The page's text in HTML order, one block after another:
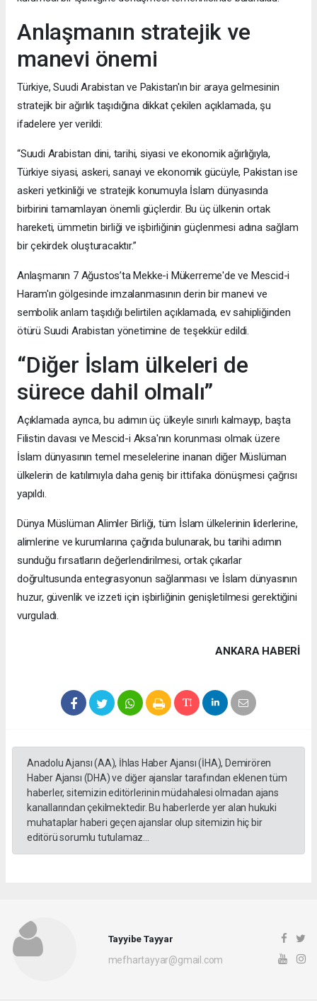
Anlaşmanın stratejik ve
manevi önemi
Türkiye, Suudi Arabistan ve Pakistan'ın bir araya gelmesinin
stratejik bir ağırlık taşıdığına dikkat çekilen açıklamada, şu
ifadelere yer verildi:
“Suudi Arabistan dini, tarihi, siyasi ve ekonomik ağırlığıyla,
Türkiye siyasi, askeri, sanayi ve ekonomik gücüyle, Pakistan ise
askeri yetkinliği ve stratejik konumuyla İslam dünyasında
birbirini tamamlayan önemli güçlerdir. Bu üç ülkenin ortak
hareketi, ümmetin birliği ve işbirliğinin güçlenmesi adına sağlam
bir çekirdek oluşturacaktır.”
Anlaşmanın 7 Ağustos’ta Mekke-i Mükerreme'de ve Mescid-i
Haram'ın gölgesinde imzalanmasının derin bir manevi ve
sembolik anlam taşıdığı belirtilen açıklamada, ev sahipliğinden
ötürü Suudi Arabistan yönetimine de teşekkür edildi.
“Diğer İslam ülkeleri de
sürece dahil olmalı”
Açıklamada ayrıca, bu adımın üç ülkeyle sınırlı kalmayıp, başta
Filistin davası ve Mescid-i Aksa'nın korunması olmak üzere
İslam dünyasının temel meselelerine inanan diğer Müslüman
ülkelerin de katılımıyla daha geniş bir ittifaka dönüşmesi çağrısı
yapıldı.
Dünya Müslüman Alimler Birliği, tüm İslam ülkelerinin liderlerine,
alimlerine ve kurumlarına çağrıda bulunarak, bu tarihi adımın
sunduğu fırsatların değerlendirilmesi, ortak çıkarlar
doğrultusunda entegrasyonun sağlanması ve İslam dünyasının
huzur, güvenlik ve izzeti için işbirliğinin genişletilmesi gerektiğini
vurguladı.
ANKARA HABERİ
Anadolu Ajansı (AA), İhlas Haber Ajansı (İHA), Demirören
Haber Ajansı (DHA) ve diğer ajanslar tarafından eklenen tüm
haberler, sitemizin editörlerinin müdahalesi olmadan ajans
kanallarından çekilmektedir. Bu haberlerde yer alan hukuki
muhataplar haberi geçen ajanslar olup sitemizin hiç bir
editörü sorumlu tutulamaz...
Tayyibe Tayyar
mefhartayyar@gmail.com